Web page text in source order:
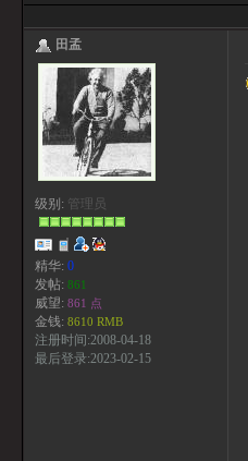
田孟
级别: 管理员
精华: 0
发帖: 861
威望: 861 点
金钱: 8610 RMB
注册时间:2008-04-18
最后登录:2023-02-15